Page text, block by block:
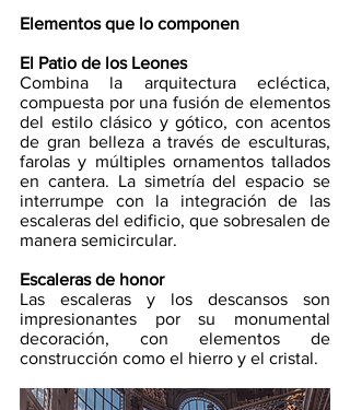
Elementos que lo componen
El Patio de los Leones
Combina la arquitectura ecléctica,
compuesta por una fusión de elementos
del estilo clásico y gótico, con acentos
de gran belleza a través de esculturas,
farolas y múltiples ornamentos tallados
en cantera. La simetría del espacio se
interrumpe con la integración de las
escaleras del edificio, que sobresalen de
manera semicircular.
Escaleras de honor
Las escaleras y los descansos son
impresionantes por su monumental
decoración, con elementos de
construcción como el hierro y el cristal.